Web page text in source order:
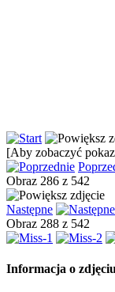
[Aby zobaczyć
Obraz 286 z 542
Następne
Obraz 288 z 542
Informacja o zdjęciu